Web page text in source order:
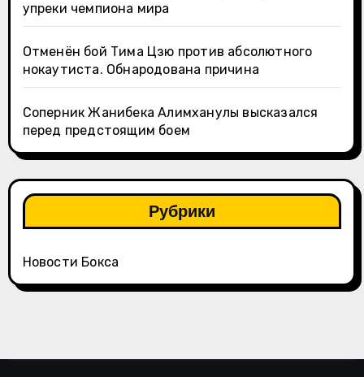
упреки чемпиона мира
Отменён бой Тима Цзю против абсолютного
нокаутиста. Обнародована причина
Соперник Жанибека Алимханулы высказался
перед предстоящим боем
Рубрики
Новости Бокса